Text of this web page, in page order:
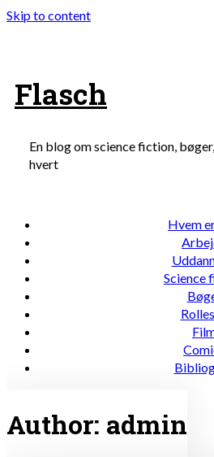
Skip to content
Flasch
En blog om science fiction,
hvert
Hvem
Science
Author: admin